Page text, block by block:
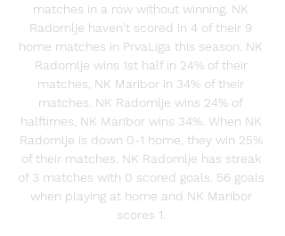
matches in a row without winning. NK
Radomlje haven't scored in 4 of their 9
home matches in PrvaLiga this season. NK
Radomlje wins 1st half in 24% of their
matches, NK Maribor in 34% of their
matches. NK Radomlje wins 24% of
halftimes, NK Maribor wins 34%. When NK
Radomlje is down 0-1 home, they win 25%
of their matches. NK Radomlje has streak
of 3 matches with 0 scored goals. 56 goals
when playing at home and NK Maribor
scores 1.